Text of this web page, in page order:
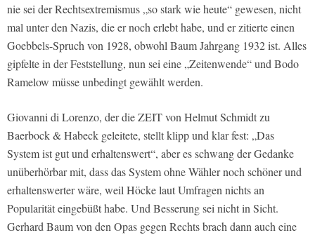
nie sei der Rechtsextremismus „so stark wie heute“ gewesen, nicht
mal unter den Nazis, die er noch erlebt habe, und er zitierte einen
Goebbels-Spruch von 1928, obwohl Baum Jahrgang 1932 ist. Alles
gipfelte in der Feststellung, nun sei eine „Zeitenwende“ und Bodo
Ramelow müsse unbedingt gewählt werden.
Giovanni di Lorenzo, der die ZEIT von Helmut Schmidt zu
Baerbock & Habeck geleitete, stellt klipp und klar fest: „Das
System ist gut und erhaltenswert“, aber es schwang der Gedanke
unüberhörbar mit, dass das System ohne Wähler noch schöner und
erhaltenswerter wäre, weil Höcke laut Umfragen nichts an
Popularität eingebüßt habe. Und Besserung sei nicht in Sicht.
Gerhard Baum von den Opas gegen Rechts brach dann auch eine